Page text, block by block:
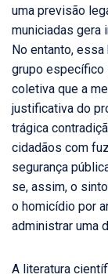
uma previsão
municiadas gera
No entanto, essa
grupo específico
coletiva que a
justificativa do
trágica
cidadãos com
segurança
se, assim, o
o homicídio por
administrar uma
A literatura